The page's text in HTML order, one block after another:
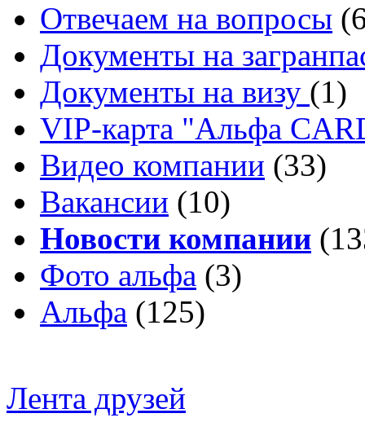
Отвечаем на вопросы
Документы на
Документы на визу (1)
VIP-карта "Альфа
Видео компании (33)
Вакансии (10)
Новости компании
Фото альфа (3)
Альфа (125)
Лента друзей